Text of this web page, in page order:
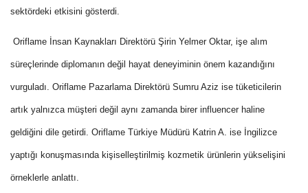
sektördeki etkisini gösterdi.
Oriflame İnsan Kaynakları Direktörü Şirin Yelmer Oktar, işe alım
süreçlerinde diplomanın değil hayat deneyiminin önem kazandığını
vurguladı. Oriflame Pazarlama Direktörü Sumru Aziz ise tüketicilerin
artık yalnızca müşteri değil aynı zamanda birer influencer haline
geldiğini dile getirdi. Oriflame Türkiye Müdürü Katrin A. ise İngilizce
yaptığı konuşmasında kişiselleştirilmiş kozmetik ürünlerin yükselişini
örneklerle anlattı.